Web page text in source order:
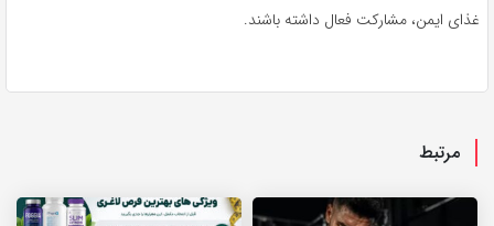
غذای ایمن، مشارکت فعال داشته باشند.
مرتبط